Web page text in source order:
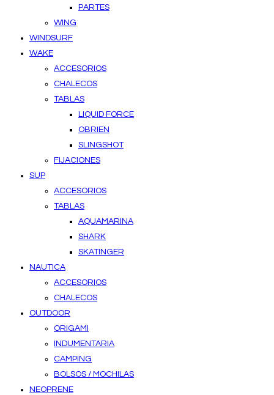
PARTES
WING
WINDSURF
WAKE
ACCESORIOS
CHALECOS
TABLAS
LIQUID FORCE
OBRIEN
SLINGSHOT
FIJACIONES
SUP
ACCESORIOS
TABLAS
AQUAMARINA
SHARK
SKATINGER
NAUTICA
ACCESORIOS
CHALECOS
OUTDOOR
ORIGAMI
INDUMENTARIA
CAMPING
BOLSOS / MOCHILAS
NEOPRENE